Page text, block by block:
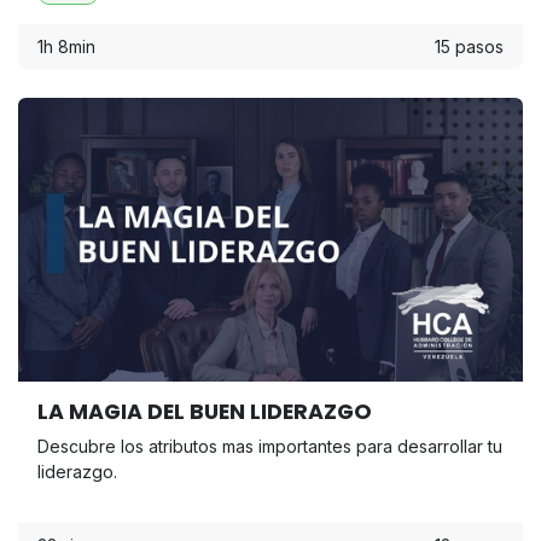
Aumenta tu poder para cerrar un mayor porcentaje de
1h 8min 15 pasos
LA MAGIA DEL BUEN LIDERAZGO
Descubre los atributos mas importantes para desarrollar tu
liderazgo.